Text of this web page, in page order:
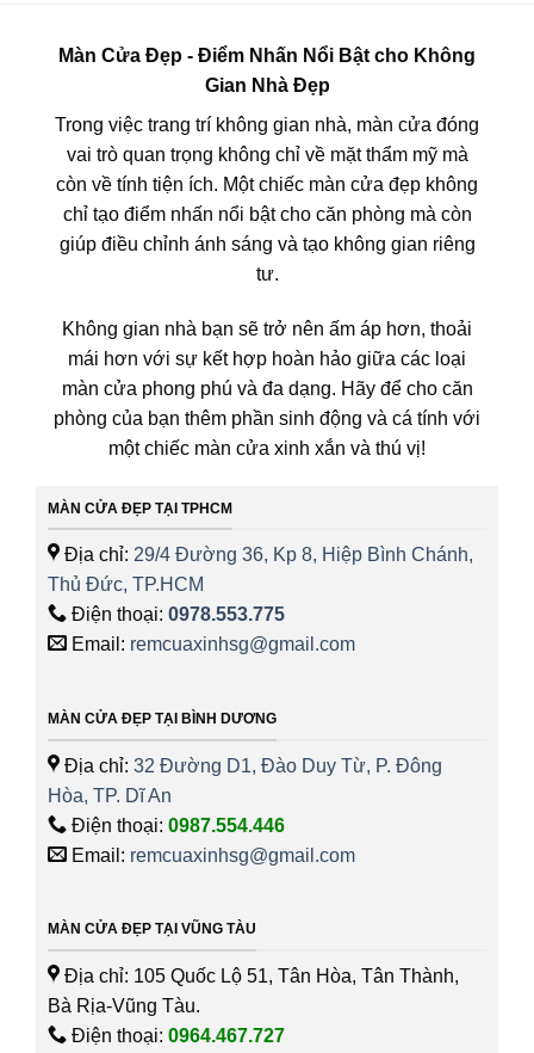
Màn Cửa Đẹp - Điểm Nhấn Nổi Bật cho Không
Gian Nhà Đẹp
Trong việc trang trí không gian nhà, màn cửa đóng
vai trò quan trọng không chỉ về mặt thẩm mỹ mà
còn về tính tiện ích. Một chiếc màn cửa đẹp không
chỉ tạo điểm nhấn nổi bật cho căn phòng mà còn
giúp điều chỉnh ánh sáng và tạo không gian riêng
tư.
Không gian nhà bạn sẽ trở nên ấm áp hơn, thoải
mái hơn với sự kết hợp hoàn hảo giữa các loại
màn cửa phong phú và đa dạng. Hãy để cho căn
phòng của bạn thêm phần sinh động và cá tính với
một chiếc màn cửa xinh xắn và thú vị!
MÀN CỬA ĐẸP TẠI TPHCM
Địa chỉ: 29/4 Đường 36, Kp 8, Hiệp Bình Chánh,
Thủ Đức, TP.HCM
Điện thoại: 0978.553.775
Email: remcuaxinhsg@gmail.com
MÀN CỬA ĐẸP TẠI BÌNH DƯƠNG
Địa chỉ: 32 Đường D1, Đào Duy Từ, P. Đông
Hòa, TP. Dĩ An
Điện thoại: 0987.554.446
Email: remcuaxinhsg@gmail.com
MÀN CỬA ĐẸP TẠI VŨNG TÀU
Địa chỉ: 105 Quốc Lộ 51, Tân Hòa, Tân Thành,
Bà Rịa-Vũng Tàu.
Điện thoại: 0964.467.727